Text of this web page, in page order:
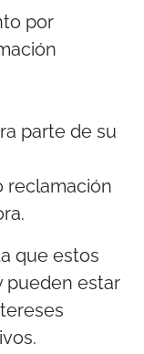
por
parte de su
reclamación
que estos
pueden estar